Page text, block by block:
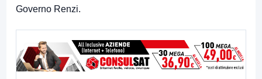
Governo Renzi.